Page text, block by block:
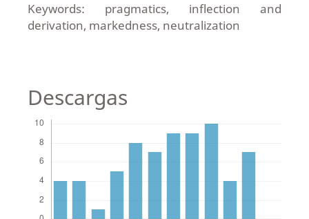
Keywords: pragmatics, inflection and
derivation, markedness, neutralization
Descargas